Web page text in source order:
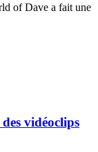
of Dave a fait une
vidéoclips